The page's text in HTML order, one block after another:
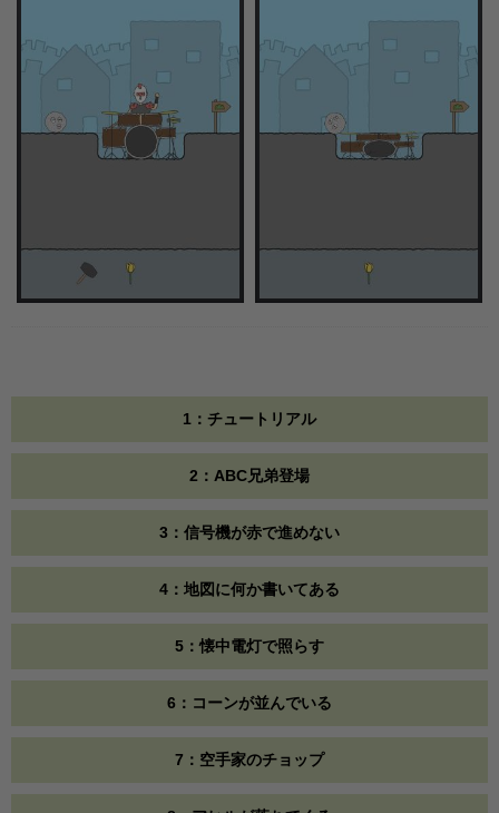
1：チュートリアル
2：ABC兄弟登場
3：信号機が赤で進めない
4：地図に何か書いてある
5：懐中電灯で照らす
6：コーンが並んでいる
7：空手家のチョップ